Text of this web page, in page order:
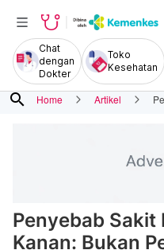
Chat
dengan
Dokter
Toko
Kesehatan
search Home Artikel
Penyebab Sakit
Kanan: Bukan